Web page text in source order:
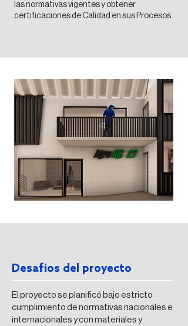
las normativas vigentes y obtener
certificaciones de Calidad en sus Procesos.
Desafíos del proyecto
El proyecto se planificó bajo estricto
cumplimiento de normativas nacionales e
internacionales y con materiales y